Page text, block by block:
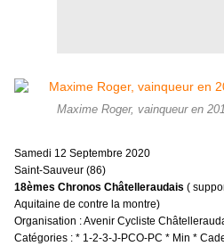
Maxime Roger, vainqueur en
Samedi 12 Septembre 2020
Saint-Sauveur (86)
18èmes Chronos Châtelleraudais (
Aquitaine de contre la montre)
Organisation : Avenir Cycliste
Catégories : * 1-2-3-J-PCO-PC * Min *